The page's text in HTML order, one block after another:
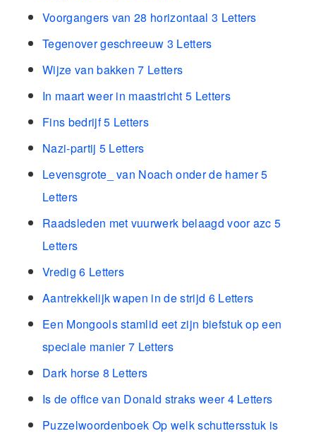
Voorgangers van 28 horizontaal 3 Letters
Tegenover geschreeuw 3 Letters
Wijze van bakken 7 Letters
In maart weer in maastricht 5 Letters
Fins bedrijf 5 Letters
Nazi-partij 5 Letters
Levensgrote_ van Noach onder de hamer 5
Letters
Raadsleden met vuurwerk belaagd voor azc 5
Letters
Vredig 6 Letters
Aantrekkelijk wapen in de strijd 6 Letters
Een Mongools stamlid eet zijn biefstuk op een
speciale manier 7 Letters
Dark horse 8 Letters
Is de office van Donald straks weer 4 Letters
Puzzelwoordenboek Op welk schuttersstuk is